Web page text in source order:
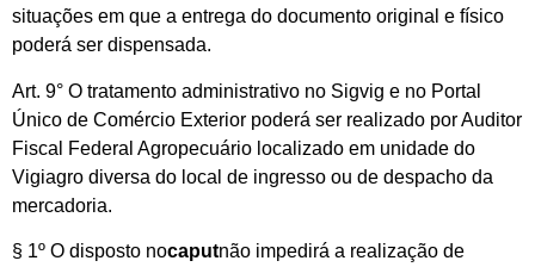
situações em que a entrega do documento original e físico
poderá ser dispensada.
Art. 9° O tratamento administrativo no Sigvig e no Portal
Único de Comércio Exterior poderá ser realizado por Auditor
Fiscal Federal Agropecuário localizado em unidade do
Vigiagro diversa do local de ingresso ou de despacho da
mercadoria.
§ 1º O disposto nocaputnão impedirá a realização de